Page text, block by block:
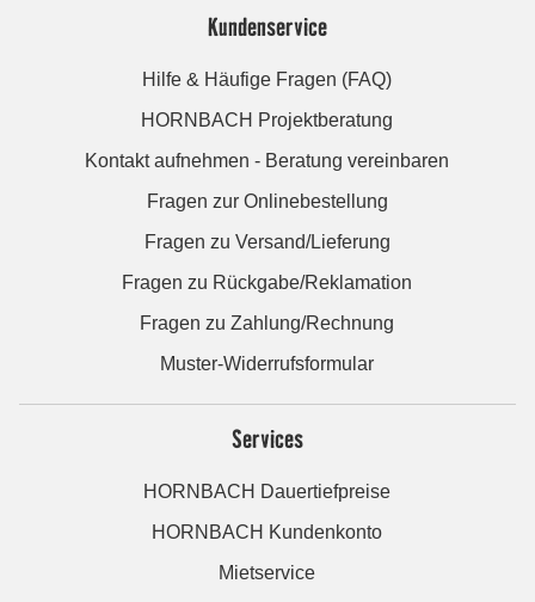
Kundenservice
Hilfe & Häufige Fragen (FAQ)
HORNBACH Projektberatung
Kontakt aufnehmen - Beratung vereinbaren
Fragen zur Onlinebestellung
Fragen zu Versand/Lieferung
Fragen zu Rückgabe/Reklamation
Fragen zu Zahlung/Rechnung
Muster-Widerrufsformular
Services
HORNBACH Dauertiefpreise
HORNBACH Kundenkonto
Mietservice